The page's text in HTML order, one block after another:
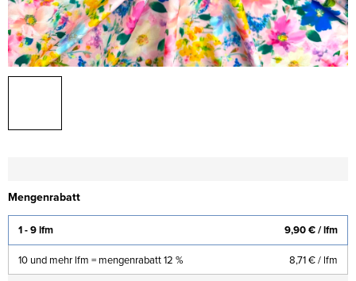
Mengenrabatt
1 - 9 lfm 9,90 €/ lfm
10 und mehr lfm = mengenrabatt 12 % 8,71 €/ lfm